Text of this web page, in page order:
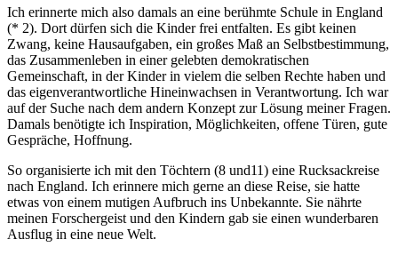
Ich erinnerte mich also damals an eine berühmte Schule in England
(* 2). Dort dürfen sich die Kinder frei entfalten. Es gibt keinen
Zwang, keine Hausaufgaben, ein großes Maß an Selbstbestimmung,
das Zusammenleben in einer gelebten demokratischen
Gemeinschaft, in der Kinder in vielem die selben Rechte haben und
das eigenverantwortliche Hineinwachsen in Verantwortung. Ich war
auf der Suche nach dem andern Konzept zur Lösung meiner Fragen.
Damals benötigte ich Inspiration, Möglichkeiten, offene Türen, gute
Gespräche, Hoffnung.
So organisierte ich mit den Töchtern (8 und11) eine Rucksackreise
nach England. Ich erinnere mich gerne an diese Reise, sie hatte
etwas von einem mutigen Aufbruch ins Unbekannte. Sie nährte
meinen Forschergeist und den Kindern gab sie einen wunderbaren
Ausflug in eine neue Welt.